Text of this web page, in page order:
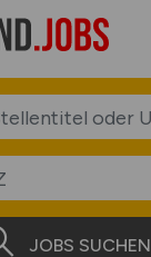
JOBS SUCHEN